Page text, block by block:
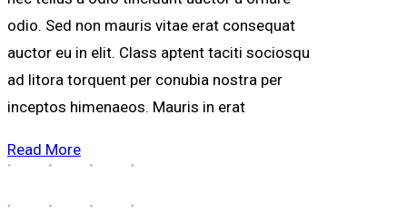
odio. Sed non mauris vitae erat consequat
auctor eu in elit. Class aptent taciti sociosqu
ad litora torquent per conubia nostra per
inceptos himenaeos. Mauris in erat
Read More